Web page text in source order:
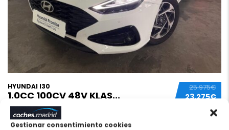
Gestionar consentimiento cookies
25.975€
23.275€
HYUNDAI I30
1.0CC 100CV 48V KLAS...
Nuevo 1 km SIN MATRICULAR
Blanco